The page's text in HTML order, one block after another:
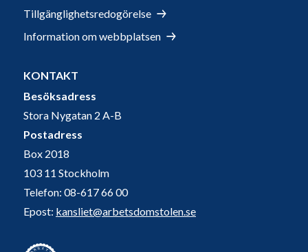
Tillgänglighetsredogörelse
Information om webbplatsen
KONTAKT
Besöksadress
Stora Nygatan 2 A-B
Postadress
Box 2018
103 11 Stockholm
Telefon: 08-617 66 00
Epost: kansliet@arbetsdomstolen.se